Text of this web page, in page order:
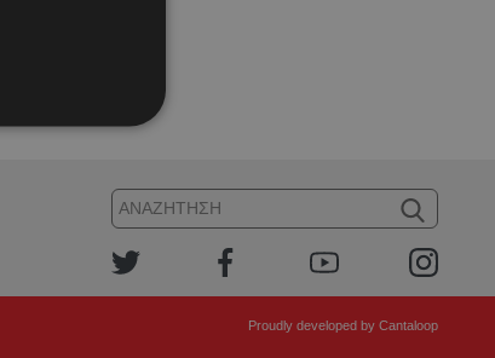
Proudly developed by Cantaloop